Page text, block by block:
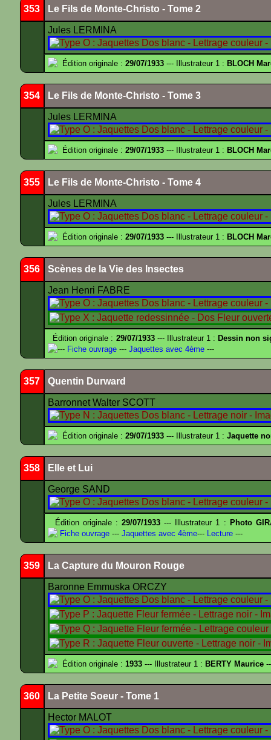
353 Le Fils de Monte-Christo - Tome 2
Jules LERMINA
Édition originale : 29/07/1933 --- Illustrateur 1 : BLOCH
354 Le Fils de Monte-Christo - Tome 3
Jules LERMINA
Édition originale : 29/07/1933 --- Illustrateur 1 : BLOCH
355 Le Fils de Monte-Christo - Tome 4
Jules LERMINA
Édition originale : 29/07/1933 --- Illustrateur 1 : BLOCH
356 Scènes de la Vie des Insectes
Jean Henri FABRE
Édition originale : 29/07/1933--- Illustrateur 1 : Dessin non
--- Fiche ouvrage --- Jaquettes avec 4ème ---
357 Quentin Durward
Barronnet Walter SCOTT
Édition originale : 29/07/1933 --- Illustrateur 1 : Jaquette
358 Elle et Lui
George SAND
Édition originale :29/07/1933 --- Illustrateur 1 : Photo
Fiche ouvrage --- Jaquettes avec 4ème--- Lecture ---
359 La Capture du Mouron Rouge
Baronne Emmuska ORCZY
Édition originale : 1933 --- Illustrateur 1 : BERTY Maurice
360 La Petite Soeur - Tome 1
Hector MALOT